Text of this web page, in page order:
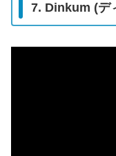
7. Dinkum (デ